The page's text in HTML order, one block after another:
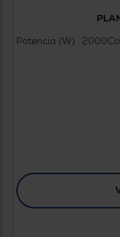
Potencia (W) : 2000